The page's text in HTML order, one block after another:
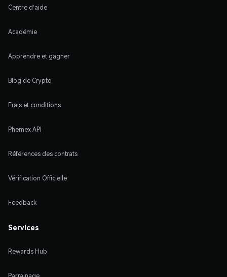
Centre d'aide
Académie
Apprendre et gagner
Blog de Crypto
Frais et conditions
Phemex API
Références des contrats
Vérification Officielle
Feedback
Services
Rewards Hub